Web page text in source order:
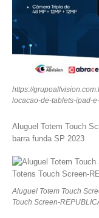
https://
locacao-de-tablets-ipad-
Aluguel Totem Touch
barra funda SP 2023
Aluguel Totem Touch
Touch Screen-